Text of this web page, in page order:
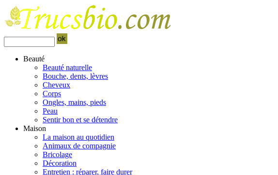
Beauté
Beauté naturelle
Bouche, dents, lèvres
Cheveux
Corps
Ongles, mains, pieds
Peau
Sentir bon et se détendre
Maison
La maison au quotidien
Animaux de compagnie
Bricolage
Décoration
Entretien : réparer, faire durer